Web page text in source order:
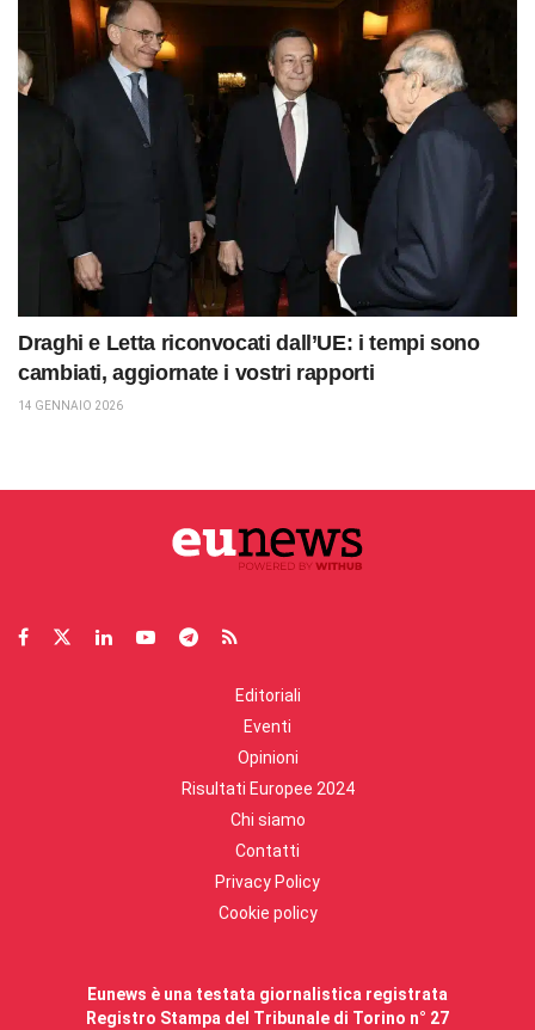
Draghi e Letta riconvocati dall’UE: i tempi sono
cambiati, aggiornate i vostri rapporti
14 GENNAIO 2026
Editoriali
Eventi
Opinioni
Risultati Europee 2024
Chi siamo
Contatti
Privacy Policy
Cookie policy
Eunews è una testata giornalistica registrata
Registro Stampa del Tribunale di Torino n° 27